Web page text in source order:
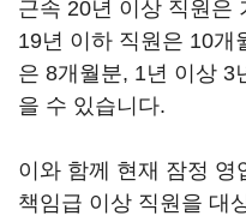
근속 20년 이상 직원은
19년 이하 직원은 10개
은 8개월분, 1년 이상 3
을 수 있습니다.
이와 함께 현재 잠정 영
책임급 이상 직원을 대